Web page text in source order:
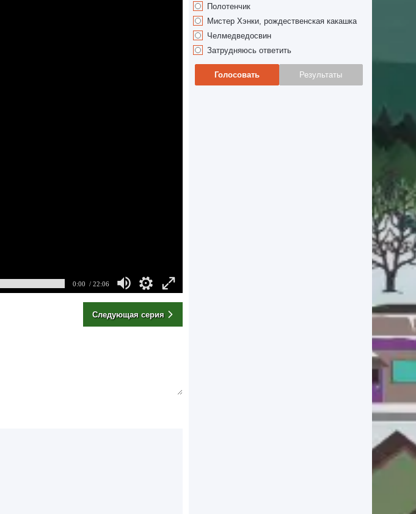
0:00 / 22:06
Следующая серия
Полотенчик
Мистер Хэнки, рождественская какашка
Челмедведосвин
Затрудняюсь ответить
Голосовать Результаты